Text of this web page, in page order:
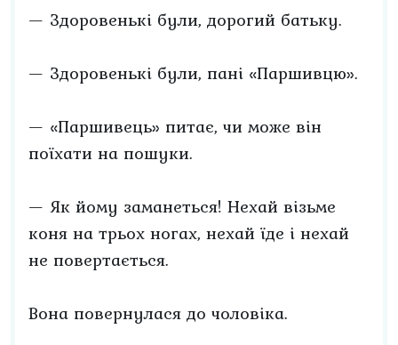
— Здоровенькі були, дорогий батьку.
— Здоровенькі були, пані «Паршивцю».
— «Паршивець» питає, чи може він
поїхати на пошуки.
— Як йому заманеться! Нехай візьме
коня на трьох ногах, нехай їде і нехай
не повертається.
Вона повернулася до чоловіка.